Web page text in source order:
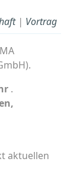
| Vortrag
.
aktuellen